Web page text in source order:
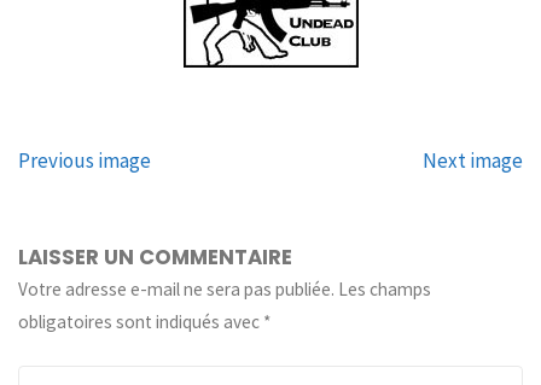
Previous image Next image
LAISSER UN COMMENTAIRE
Votre adresse e-mail ne sera pas publiée. Les champs
obligatoires sont indiqués avec *